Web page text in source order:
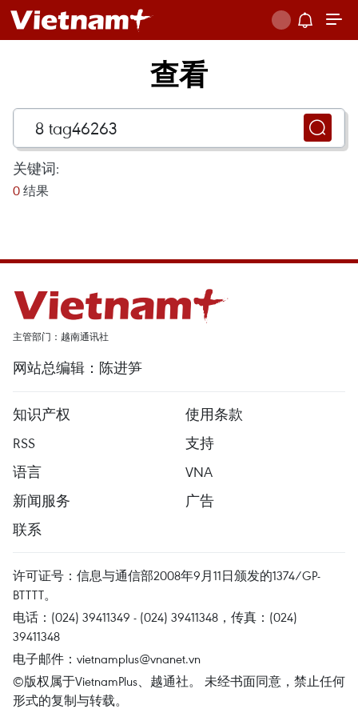
查看
关键词:
0 结果
主管部门：越南通讯社
网站总编辑：陈进笋
知识产权
使用条款
RSS
支持
语言
VNA
新闻服务
广告
联系
许可证号：信息与通信部2008年9月11日颁发的1374/GP-
BTTTT。
电话：(024) 39411349 - (024) 39411348，传真：(024)
39411348
电子邮件： vietnamplus@vnanet.vn
©版权属于VietnamPlus、越通社。 未经书面同意，禁止任何
形式的复制与转载。